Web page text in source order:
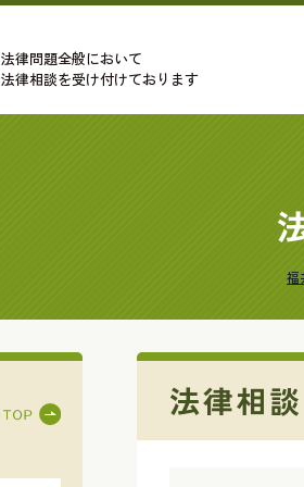
法律問題全般において
法律相談を受け付けております
福
法律相談